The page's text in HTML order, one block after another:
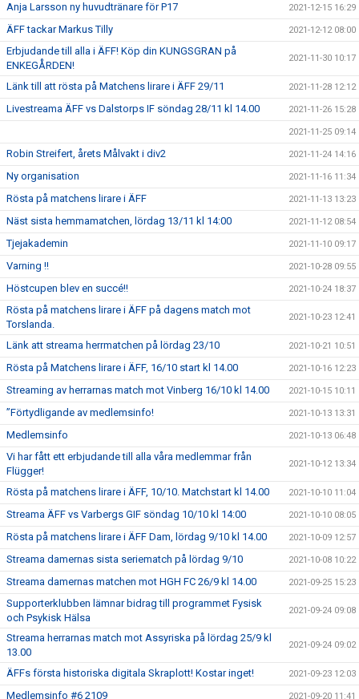
Anja Larsson ny huvudtränare för P17 2021-12-15 16:29
ÄFF tackar Markus Tilly 2021-12-12 08:00
Erbjudande till alla i ÄFF! Köp din KUNGSGRAN på
ENKEGÅRDEN!
2021-11-30 10:17
Länk till att rösta på Matchens lirare i ÄFF 29/11 2021-11-28 12:12
Livestreama ÄFF vs Dalstorps IF söndag 28/11 kl 14.00 2021-11-26 15:28
2021-11-25 09:14
Robin Streifert, årets Målvakt i div2 2021-11-24 14:16
Ny organisation 2021-11-16 11:34
Rösta på matchens lirare i ÄFF 2021-11-13 13:23
Näst sista hemmamatchen, lördag 13/11 kl 14:00 2021-11-12 08:54
Tjejakademin 2021-11-10 09:17
Varning !! 2021-10-28 09:55
Höstcupen blev en succé!! 2021-10-24 18:37
Rösta på matchens lirare i ÄFF på dagens match mot
Torslanda.
2021-10-23 12:41
Länk att streama herrmatchen på lördag 23/10 2021-10-21 10:51
Rösta på Matchens lirare i ÄFF, 16/10 start kl 14.00 2021-10-16 12:23
Streaming av herrarnas match mot Vinberg 16/10 kl 14.00 2021-10-15 10:11
”Förtydligande av medlemsinfo! 2021-10-13 13:31
Medlemsinfo 2021-10-13 06:48
Vi har fått ett erbjudande till alla våra medlemmar från
Flügger!
2021-10-12 13:34
Rösta på matchens lirare i ÄFF, 10/10. Matchstart kl 14.00 2021-10-10 11:04
Streama ÄFF vs Varbergs GIF söndag 10/10 kl 14:00 2021-10-10 08:05
Rösta på matchens lirare i ÄFF Dam, lördag 9/10 kl 14.00 2021-10-09 12:57
Streama damernas sista seriematch på lördag 9/10 2021-10-08 10:22
Streama damernas matchen mot HGH FC 26/9 kl 14.00 2021-09-25 15:23
Supporterklubben lämnar bidrag till programmet Fysisk
och Psykisk Hälsa
2021-09-24 09:08
Streama herrarnas match mot Assyriska på lördag 25/9 kl
13.00
2021-09-24 09:02
ÄFFs första historiska digitala Skraplott! Kostar inget! 2021-09-23 12:03
Medlemsinfo #6 2109 2021-09-20 11:41